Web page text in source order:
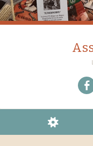
WIDGETS
RECHERCHE